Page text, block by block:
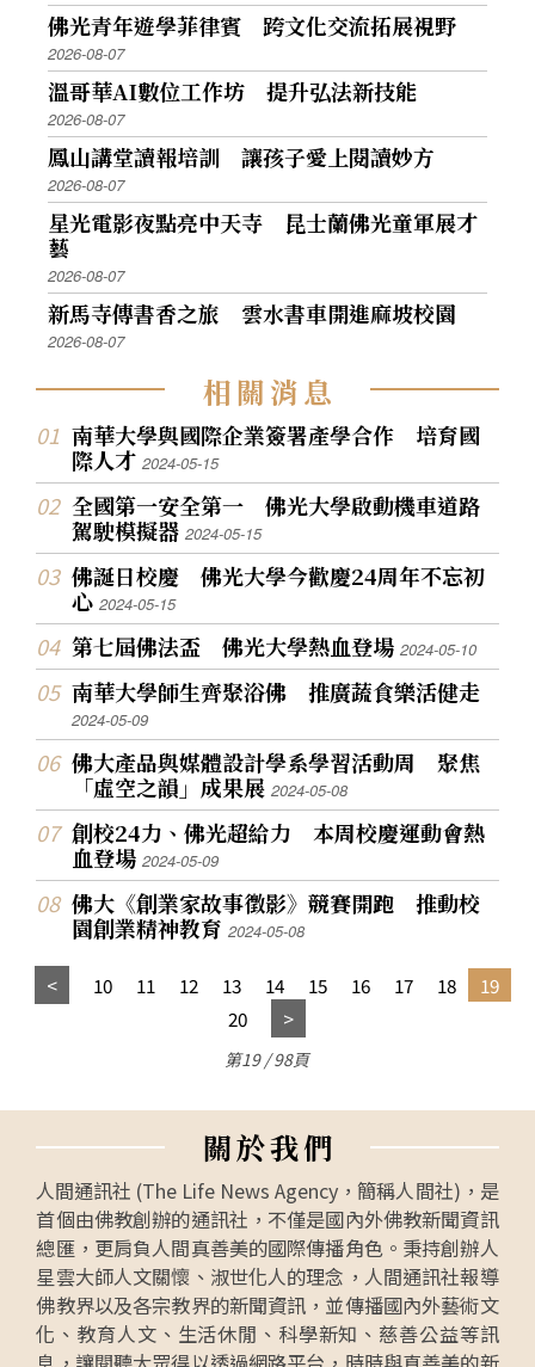
佛光青年遊學菲律賓 跨文化交流拓展視野
2026-08-07
溫哥華AI數位工作坊 提升弘法新技能
2026-08-07
鳳山講堂讀報培訓 讓孩子愛上閱讀妙方
2026-08-07
星光電影夜點亮中天寺 昆士蘭佛光童軍展才
藝
2026-08-07
新馬寺傳書香之旅 雲水書車開進麻坡校園
2026-08-07
相關消息
南華大學與國際企業簽署產學合作 培育國
際人才2024-05-15
全國第一安全第一 佛光大學啟動機車道路
駕駛模擬器2024-05-15
佛誕日校慶 佛光大學今歡慶24周年不忘初
心2024-05-15
第七屆佛法盃 佛光大學熱血登場2024-05-10
南華大學師生齊聚浴佛 推廣蔬食樂活健走
2024-05-09
佛大產品與媒體設計學系學習活動周 聚焦
「虛空之韻」成果展2024-05-08
創校24力、佛光超給力 本周校慶運動會熱
血登場2024-05-09
佛大《創業家故事徵影》競賽開跑 推動校
園創業精神教育2024-05-08
10 11 12 13 14 15 16 17 18
19
20
第19 / 98頁
關於我們
人間通訊社 (The Life News Agency，簡稱人間社)，是
首個由佛教創辦的通訊社，不僅是國內外佛教新聞資訊
總匯，更肩負人間真善美的國際傳播角色。秉持創辦人
星雲大師人文關懷、淑世化人的理念，人間通訊社報導
佛教界以及各宗教界的新聞資訊，並傳播國內外藝術文
化、教育人文、生活休閒、科學新知、慈善公益等訊